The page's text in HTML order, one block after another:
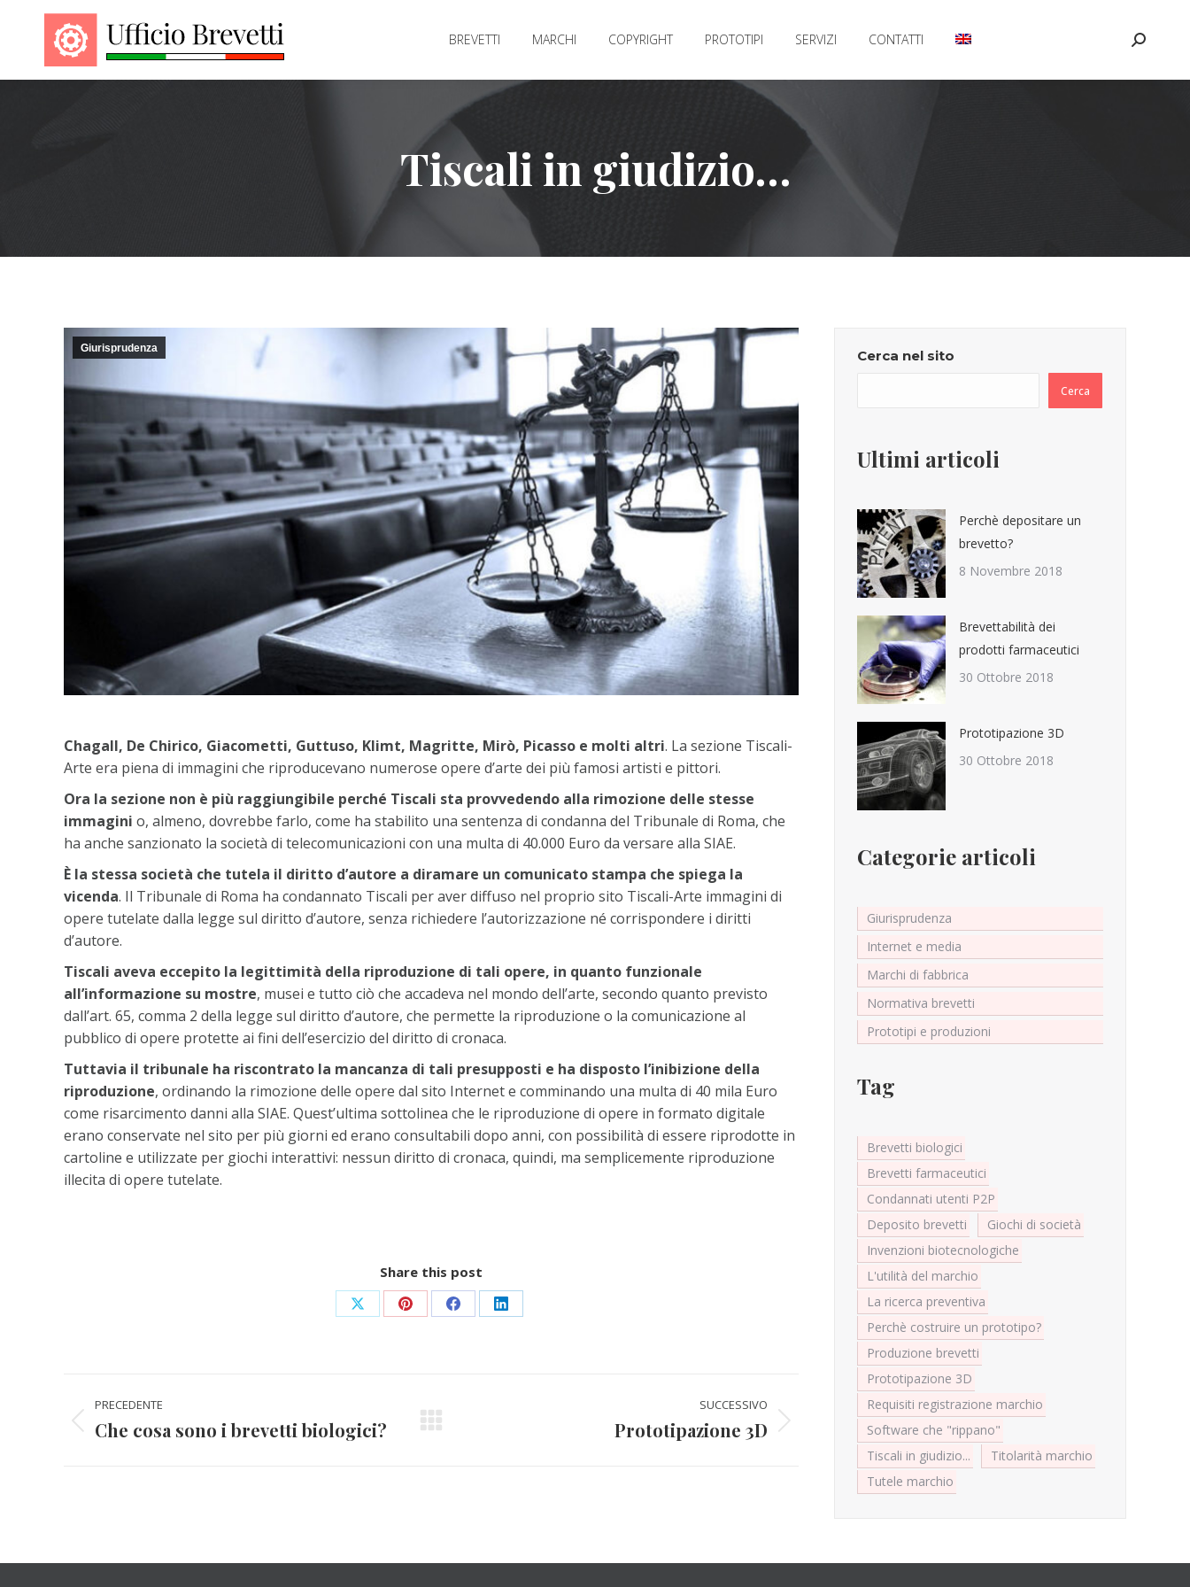
BREVETTI MARCHI COPYRIGHT PROTOTIPI SERVIZI CONTATTI Cerca:
Tiscali in giudizio…
Giurisprudenza
Chagall, De Chirico, Giacometti, Guttuso, Klimt, Magritte, Mirò, Picasso e molti altri. La sezione Tiscali-
Arte era piena di immagini che riproducevano numerose opere d’arte dei più famosi artisti e pittori.
Ora la sezione non è più raggiungibile perché Tiscali sta provvedendo alla rimozione delle stesse
immagini o, almeno, dovrebbe farlo, come ha stabilito una sentenza di condanna del Tribunale di Roma, che
ha anche sanzionato la società di telecomunicazioni con una multa di 40.000 Euro da versare alla SIAE.
È la stessa società che tutela il diritto d’autore a diramare un comunicato stampa che spiega la
vicenda. Il Tribunale di Roma ha condannato Tiscali per aver diffuso nel proprio sito Tiscali-Arte immagini di
opere tutelate dalla legge sul diritto d’autore, senza richiedere l’autorizzazione né corrispondere i diritti
d’autore.
Tiscali aveva eccepito la legittimità della riproduzione di tali opere, in quanto funzionale
all’informazione su mostre, musei e tutto ciò che accadeva nel mondo dell’arte, secondo quanto previsto
dall’art. 65, comma 2 della legge sul diritto d’autore, che permette la riproduzione o la comunicazione al
pubblico di opere protette ai fini dell’esercizio del diritto di cronaca.
Tuttavia il tribunale ha riscontrato la mancanza di tali presupposti e ha disposto l’inibizione della
riproduzione, ordinando la rimozione delle opere dal sito Internet e comminando una multa di 40 mila Euro
come risarcimento danni alla SIAE. Quest’ultima sottolinea che le riproduzione di opere in formato digitale
erano conservate nel sito per più giorni ed erano consultabili dopo anni, con possibilità di essere riprodotte in
cartoline e utilizzate per giochi interattivi: nessun diritto di cronaca, quindi, ma semplicemente riproduzione
illecita di opere tutelate.
Share this post
CondividiCondividiCondividiCondividi
Naviga
tra
PRECEDENTE
Post
Che cosa sono i brevetti biologici?
SUCCESSIVO
Prototipazione 3D
Cerca nel sito
Cerca
Ultimi articoli
Perchè depositare un
brevetto?
8 Novembre 2018
Brevettabilità dei
prodotti farmaceutici
30 Ottobre 2018
Prototipazione 3D
30 Ottobre 2018
Categorie articoli
Giurisprudenza
Internet e media
Marchi di fabbrica
Normativa brevetti
Prototipi e produzioni
Tag
Brevetti biologici
Brevetti farmaceutici
Condannati utenti P2P
Deposito brevetti
Giochi di società
Invenzioni biotecnologiche
L'utilità del marchio
La ricerca preventiva
Perchè costruire un prototipo?
Produzione brevetti
Prototipazione 3D
Requisiti registrazione marchio
Software che "rippano"
Tiscali in giudizio...
Titolarità marchio
Tutele marchio